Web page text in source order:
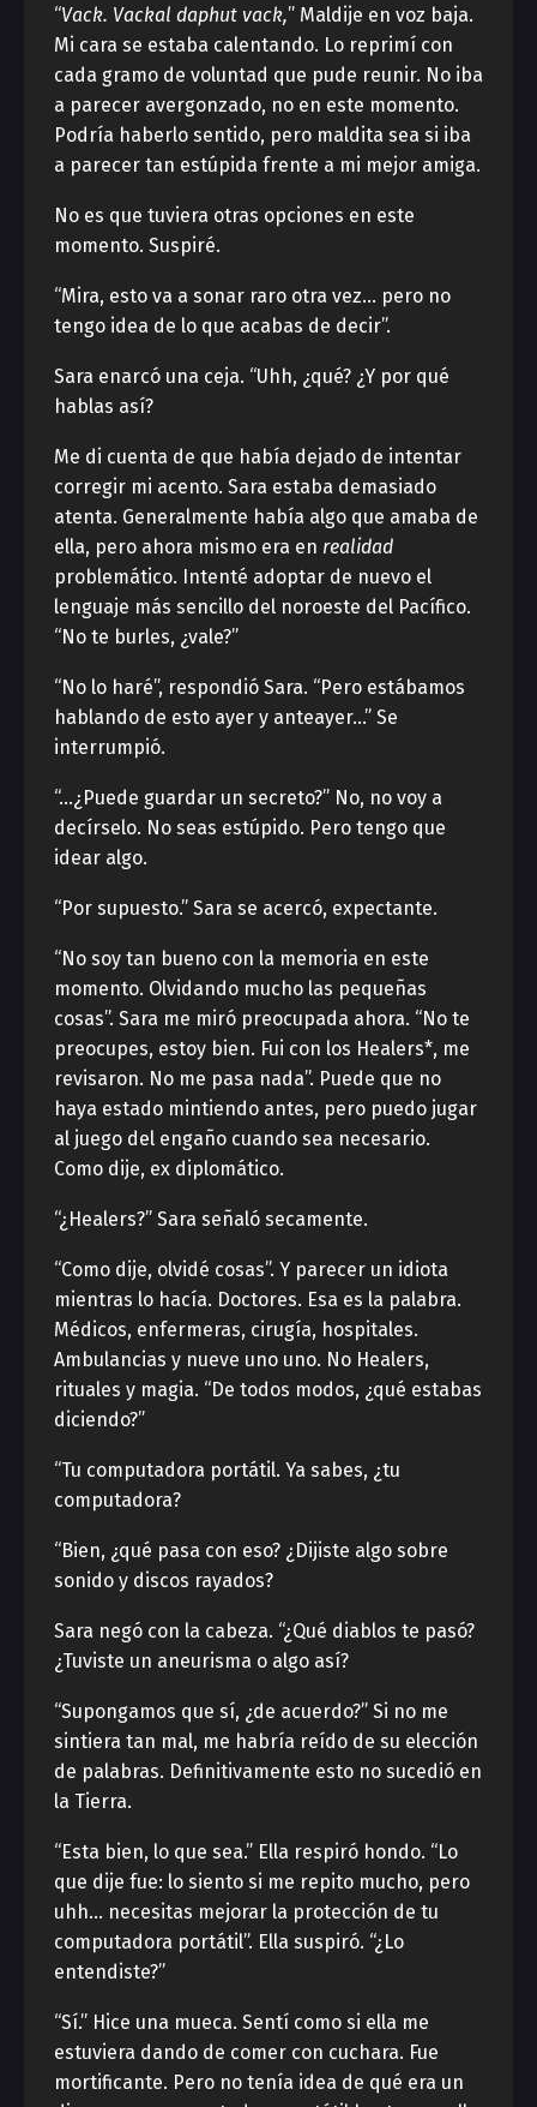
“Vack. Vackal daphut vack,” Maldije en voz baja.
Mi cara se estaba calentando. Lo reprimí con
cada gramo de voluntad que pude reunir. No iba
a parecer avergonzado, no en este momento.
Podría haberlo sentido, pero maldita sea si iba
a parecer tan estúpida frente a mi mejor amiga.
No es que tuviera otras opciones en este
momento. Suspiré.
“Mira, esto va a sonar raro otra vez… pero no
tengo idea de lo que acabas de decir”.
Sara enarcó una ceja. “Uhh, ¿qué? ¿Y por qué
hablas así?
Me di cuenta de que había dejado de intentar
corregir mi acento. Sara estaba demasiado
atenta. Generalmente había algo que amaba de
ella, pero ahora mismo era en realidad
problemático. Intenté adoptar de nuevo el
lenguaje más sencillo del noroeste del Pacífico.
“No te burles, ¿vale?”
“No lo haré”, respondió Sara. “Pero estábamos
hablando de esto ayer y anteayer…” Se
interrumpió.
“…¿Puede guardar un secreto?” No, no voy a
decírselo. No seas estúpido. Pero tengo que
idear algo.
“Por supuesto.” Sara se acercó, expectante.
“No soy tan bueno con la memoria en este
momento. Olvidando mucho las pequeñas
cosas”. Sara me miró preocupada ahora. “No te
preocupes, estoy bien. Fui con los Healers*, me
revisaron. No me pasa nada”. Puede que no
haya estado mintiendo antes, pero puedo jugar
al juego del engaño cuando sea necesario.
Como dije, ex diplomático.
“¿Healers?” Sara señaló secamente.
“Como dije, olvidé cosas”. Y parecer un idiota
mientras lo hacía. Doctores. Esa es la palabra.
Médicos, enfermeras, cirugía, hospitales.
Ambulancias y nueve uno uno. No Healers,
rituales y magia. “De todos modos, ¿qué estabas
diciendo?”
“Tu computadora portátil. Ya sabes, ¿tu
computadora?
“Bien, ¿qué pasa con eso? ¿Dijiste algo sobre
sonido y discos rayados?
Sara negó con la cabeza. “¿Qué diablos te pasó?
¿Tuviste un aneurisma o algo así?
“Supongamos que sí, ¿de acuerdo?” Si no me
sintiera tan mal, me habría reído de su elección
de palabras. Definitivamente esto no sucedió en
la Tierra.
“Esta bien, lo que sea.” Ella respiró hondo. “Lo
que dije fue: lo siento si me repito mucho, pero
uhh… necesitas mejorar la protección de tu
computadora portátil”. Ella suspiró. “¿Lo
entendiste?”
“Sí.” Hice una mueca. Sentí como si ella me
estuviera dando de comer con cuchara. Fue
mortificante. Pero no tenía idea de qué era un